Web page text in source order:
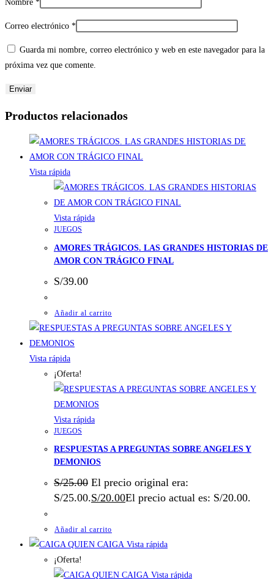
Nombre *
Correo electrónico *
Guarda mi nombre, correo electrónico y web en este navegador para la
próxima vez que comente.
Productos relacionados
Vista rápida
Vista rápida
JUEGOS
AMORES TRÁGICOS. LAS GRANDES HISTORIAS DE
AMOR CON TRÁGICO FINAL
S/39.00
Añadir al carrito
Vista rápida
¡Oferta!
Vista rápida
JUEGOS
RESPUESTAS A PREGUNTAS SOBRE ANGELES Y
DEMONIOS
S/25.00 El precio original era:
S/25.00.S/20.00El precio actual es: S/20.00.
Añadir al carrito
Vista rápida
¡Oferta!
Vista rápida